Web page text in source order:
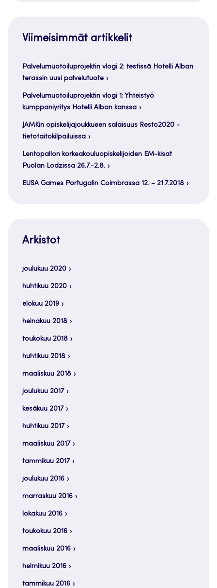
Viimeisimmät artikkelit
Palvelumuotoiluprojektin vlogi 2: testissä Hotelli Alban
terassin uusi palvelutuote
Palvelumuotoiluprojektin vlogi 1: Yhteistyö
kumppaniyritys Hotelli Alban kanssa
JAMKin opiskelijajoukkueen salaisuus Resto2020 -
tietotaitokilpailuissa
Lentopallon korkeakouluopiskelijoiden EM-kisat
Puolan Lodzissa 26.7.-2.8.
EUSA Games Portugalin Coimbrassa 12. – 21.7.2018
Arkistot
joulukuu 2020
huhtikuu 2020
elokuu 2019
heinäkuu 2018
toukokuu 2018
huhtikuu 2018
maaliskuu 2018
joulukuu 2017
kesäkuu 2017
huhtikuu 2017
maaliskuu 2017
tammikuu 2017
joulukuu 2016
marraskuu 2016
lokakuu 2016
toukokuu 2016
maaliskuu 2016
helmikuu 2016
tammikuu 2016